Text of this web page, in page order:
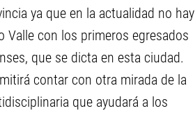
ya que en la actualidad no hay
Valle con los primeros egresados
que se dicta en esta ciudad.
contar con otra mirada de la
que ayudará a los